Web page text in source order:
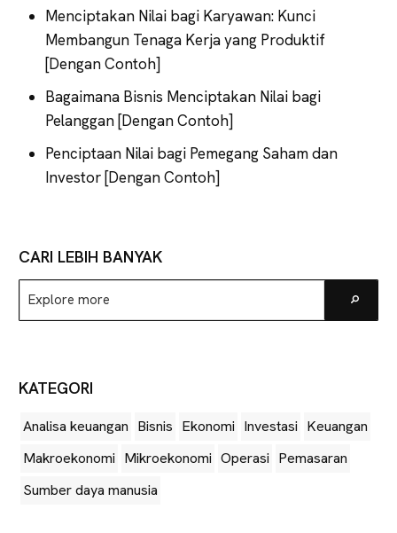
Menciptakan Nilai bagi Karyawan: Kunci
Membangun Tenaga Kerja yang Produktif
[Dengan Contoh]
Bagaimana Bisnis Menciptakan Nilai bagi
Pelanggan [Dengan Contoh]
Penciptaan Nilai bagi Pemegang Saham dan
Investor [Dengan Contoh]
CARI LEBIH BANYAK
Explore
more
KATEGORI
Analisa keuangan Bisnis Ekonomi Investasi Keuangan
Makroekonomi Mikroekonomi Operasi Pemasaran
Sumber daya manusia